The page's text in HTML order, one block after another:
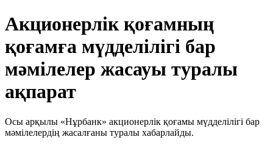
Акционерлік қоғамның
қоғамға мүдделілігі бар
мәмілелер жасауы туралы
ақпарат
Осы арқылы «Нұрбанк» акционерлік қоғамы мүдделілігі бар
мәмілелердің жасалғаны туралы хабарлайды.